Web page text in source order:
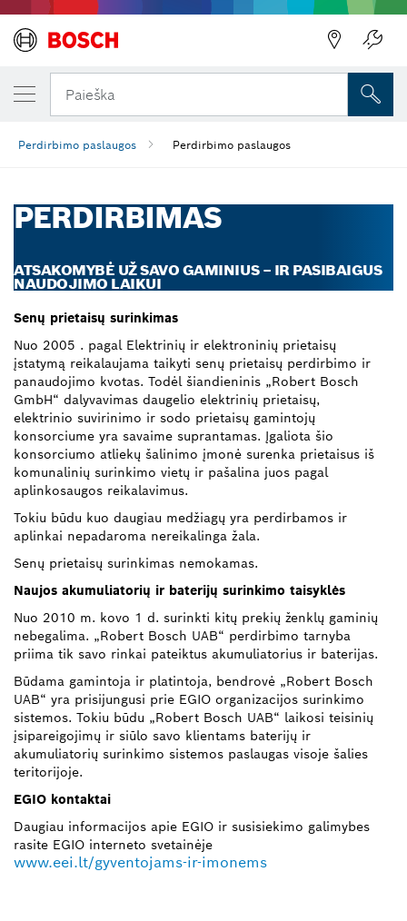
Paieška
Perdirbimo paslaugos Perdirbimo paslaugos
PERDIRBIMAS
ATSAKOMYBĖ UŽ SAVO GAMINIUS – IR PASIBAIGUS
NAUDOJIMO LAIKUI
Senų prietaisų surinkimas
Nuo 2005 . pagal Elektrinių ir elektroninių prietaisų
įstatymą reikalaujama taikyti senų prietaisų perdirbimo ir
panaudojimo kvotas. Todėl šiandieninis „Robert Bosch
GmbH“ dalyvavimas daugelio elektrinių prietaisų,
elektrinio suvirinimo ir sodo prietaisų gamintojų
konsorciume yra savaime suprantamas. Įgaliota šio
konsorciumo atliekų šalinimo įmonė surenka prietaisus iš
komunalinių surinkimo vietų ir pašalina juos pagal
aplinkosaugos reikalavimus.
Tokiu būdu kuo daugiau medžiagų yra perdirbamos ir
aplinkai nepadaroma nereikalinga žala.
Senų prietaisų surinkimas nemokamas.
Naujos akumuliatorių ir baterijų surinkimo taisyklės
Nuo 2010 m. kovo 1 d. surinkti kitų prekių ženklų gaminių
nebegalima. „Robert Bosch UAB“ perdirbimo tarnyba
priima tik savo rinkai pateiktus akumuliatorius ir baterijas.
Būdama gamintoja ir platintoja, bendrovė „Robert Bosch
UAB“ yra prisijungusi prie EGIO organizacijos surinkimo
sistemos. Tokiu būdu „Robert Bosch UAB“ laikosi teisinių
įsipareigojimų ir siūlo savo klientams baterijų ir
akumuliatorių surinkimo sistemos paslaugas visoje šalies
teritorijoje.
EGIO kontaktai
Daugiau informacijos apie EGIO ir susisiekimo galimybes
rasite EGIO interneto svetainėje
www.eei.lt/gyventojams-ir-imonems